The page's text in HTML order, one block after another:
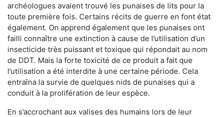
archéologues avaient trouvé les punaises de lits pour la
toute première fois. Certains récits de guerre en font état
également. On apprend également que les punaises ont
failli connaître une extinction à cause de l’utilisation d’un
insecticide très puissant et toxique qui répondait au nom
de DDT. Mais la forte toxicité de ce produit a fait que
l’utilisation a été interdite à une certaine période. Cela
entraîna la survie de quelques nids de punaises qui a
conduit à la prolifération de leur espèce.
En s’accrochant aux valises des humains lors de leur